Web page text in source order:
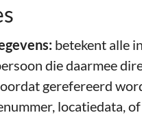
betekent alle
die daarmee
gerefereerd
locatiedata,